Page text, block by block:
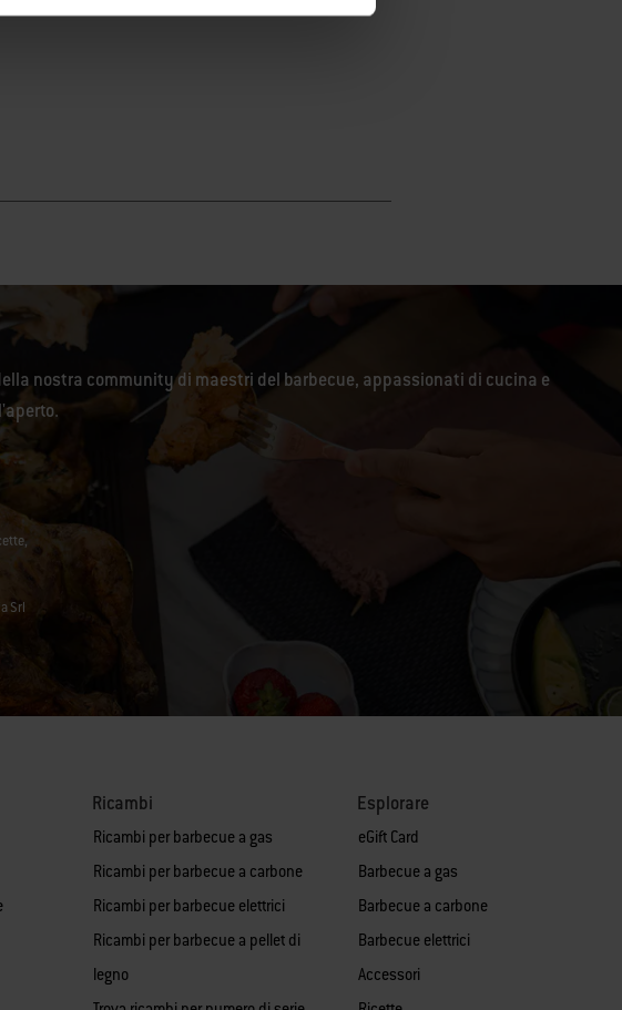
nostra community di maestri del barbecue, appassionati di cucina e
Srl
Ricambi
Ricambi per barbecue a gas
Ricambi per barbecue a carbone
Ricambi per barbecue elettrici
Ricambi per barbecue a pellet di
legno
Esplorare
eGift Card
Barbecue a gas
Barbecue a carbone
Barbecue elettrici
Accessori